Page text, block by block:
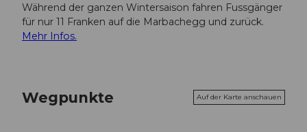
Während der ganzen Wintersaison fahren Fussgänger
für nur 11 Franken auf die Marbachegg und zurück.
Mehr Infos.
Wegpunkte Auf der Karte anschauen